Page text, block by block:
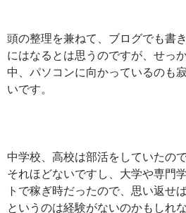
頭の整理を兼ねて、ブログでも書
にはなるとは思うのですが、せっ
中、パソコンに向かっているのも
いです。
中学校、高校は部活をしていたの
それほどないですし、大学や専門
トで稼ぎ時だったので、思い返せ
というのは経験がないのかもしれな